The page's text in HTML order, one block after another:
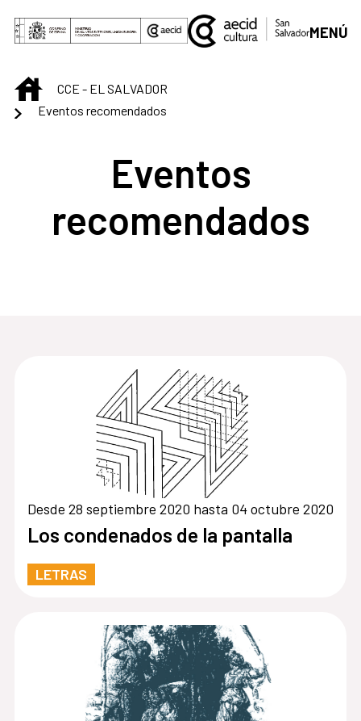
Saltar al contenido principal
MENÚ
INICIOCCE - EL SALVADOR
Eventos recomendados
Eventos
recomendados
Desde 28 septiembre 2020 hasta 04 octubre 2020
Los condenados de la pantalla
LETRAS